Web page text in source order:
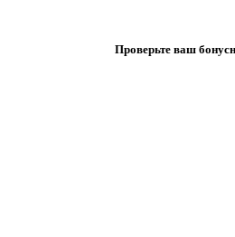
Проверьте ваш